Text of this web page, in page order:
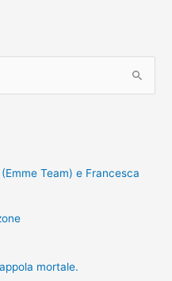
Team) e Francesca
mortale.